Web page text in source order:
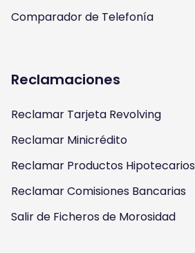
Comparador de Telefonía
Reclamaciones
Reclamar Tarjeta Revolving
Reclamar Minicrédito
Reclamar Productos Hipotecarios
Reclamar Comisiones Bancarias
Salir de Ficheros de Morosidad